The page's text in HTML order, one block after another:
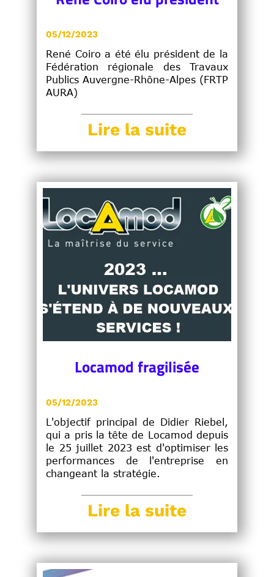
05/12/2023
René Coiro a été élu président de la
Fédération régionale des Travaux
Publics Auvergne-Rhône-Alpes (FRTP
AURA)
Lire la suite
Locamod fragilisée
05/12/2023
L'objectif principal de Didier Riebel,
qui a pris la tête de Locamod depuis
le 25 juillet 2023 est d'optimiser les
performances de l'entreprise en
changeant la stratégie.
Lire la suite